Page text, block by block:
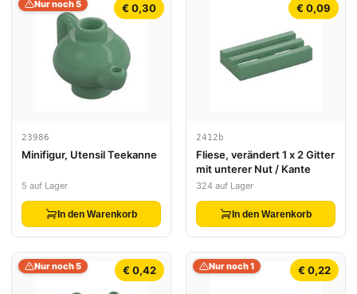
€ 0,30
Nur noch 5
23986
Minifigur, Utensil Teekanne
5 auf Lager
In den Warenkorb
€ 0,09
2412b
Fliese, verändert 1 x 2 Gitter
mit unterer Nut / Kante
324 auf Lager
In den Warenkorb
€ 0,42
Nur noch 5 € 0,22
Nur noch 1